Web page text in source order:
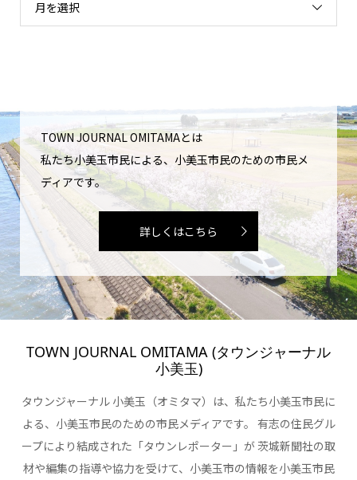
月を選択
TOWN JOURNAL OMITAMAとは
私たち小美玉市民による、小美玉市民のための市民メ
ディアです。
詳しくはこちら
TOWN JOURNAL OMITAMA (タウンジャーナル
小美玉)
タウンジャーナル 小美玉（オミタマ）は、私たち小美玉市民に
よる、小美玉市民のための市民メディアです。 有志の住民グル
ープにより結成された「タウンレポーター」が 茨城新聞社の取
材や編集の指導や協力を受けて、小美玉市の情報を小美玉市民